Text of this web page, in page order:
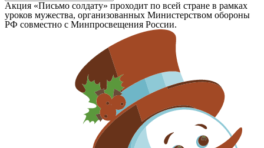
Акция «Письмо солдату» проходит по всей стране в рамках
уроков мужества, организованных Министерством обороны
РФ совместно с Минпросвещения России.